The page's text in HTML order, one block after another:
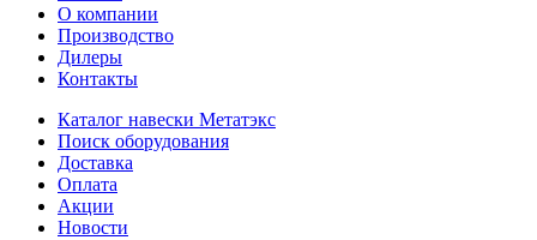
О компании
Производство
Дилеры
Контакты
Каталог навески Метатэкс
Поиск оборудования
Доставка
Оплата
Акции
Новости